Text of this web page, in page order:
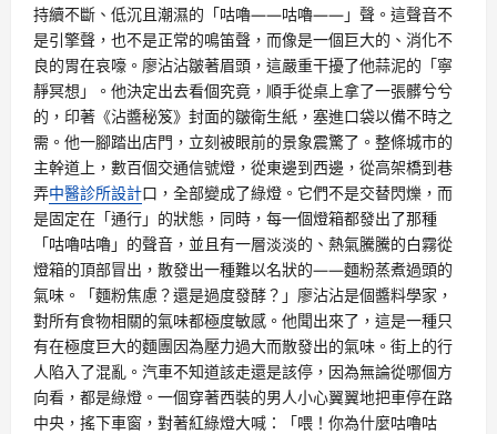
持續不斷、低沉且潮濕的「咕嚕——咕嚕——」聲。這聲音不
是引擎聲，也不是正常的鳴笛聲，而像是一個巨大的、消化不
良的胃在哀嚎。廖沾沾皺著眉頭，這嚴重干擾了他蒜泥的「寧
靜冥想」。他決定出去看個究竟，順手從桌上拿了一張髒兮兮
的，印著《沾醬秘笈》封面的皺衛生紙，塞進口袋以備不時之
需。他一腳踏出店門，立刻被眼前的景象震驚了。整條城市的
主幹道上，數百個交通信號燈，從東邊到西邊，從高架橋到巷
弄中醫診所設計口，全部變成了綠燈。它們不是交替閃爍，而
是固定在「通行」的狀態，同時，每一個燈箱都發出了那種
「咕嚕咕嚕」的聲音，並且有一層淡淡的、熱氣騰騰的白霧從
燈箱的頂部冒出，散發出一種難以名狀的——麵粉蒸煮過頭的
氣味。「麵粉焦慮？還是過度發酵？」廖沾沾是個醬料學家，
對所有食物相關的氣味都極度敏感。他聞出來了，這是一種只
有在極度巨大的麵團因為壓力過大而散發出的氣味。街上的行
人陷入了混亂。汽車不知道該走還是該停，因為無論從哪個方
向看，都是綠燈。一個穿著西裝的男人小心翼翼地把車停在路
中央，搖下車窗，對著紅綠燈大喊：「喂！你為什麼咕嚕咕